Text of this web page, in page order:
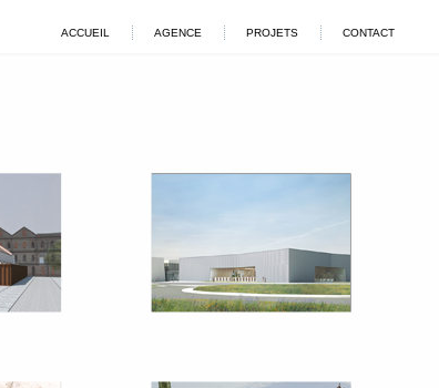
ACCUEIL AGENCE PROJETS CONTACT